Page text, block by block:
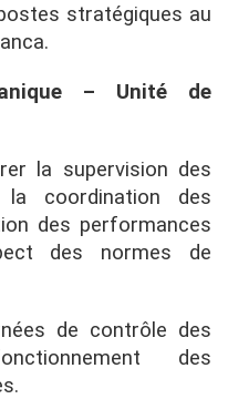
stratégiques au
– Unité de
la supervision des
la coordination des
des performances
des normes de
de contrôle des
des